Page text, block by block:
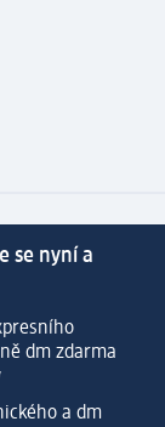
se nyní a
dm zdarma
a dm